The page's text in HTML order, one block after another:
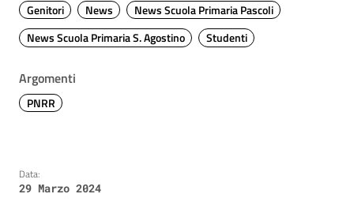
Genitori News
News Scuola Primaria Pascoli
News Scuola Primaria S. Agostino
Studenti
Argomenti
PNRR
Data:
29 Marzo 2024